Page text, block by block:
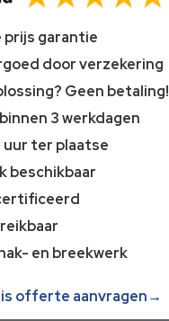
prijs garantie
door verzekering
Geen betaling!
3 werkdagen
uur ter plaatse
beschikbaar
en breekwerk
offerte aanvragen→